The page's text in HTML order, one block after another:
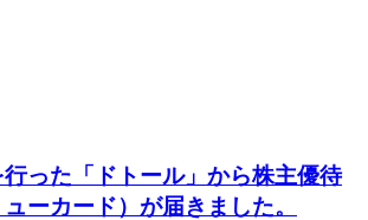
った「ドトール」から株主優待
ューカード）が届きました。